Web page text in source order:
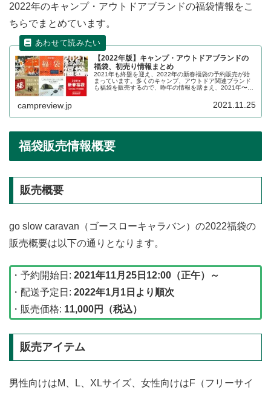
2022年のキャンプ・アウトドアブランドの福袋情報をこ
ちらでまとめています。
【2022年版】キャンプ・アウトドアブランドの
福袋、初売り情報まとめ
2021年も終盤を迎え、2022年の新春福袋の予約販売が始
まっています。多くのキャンプ、アウトドア関連ブランド
も福袋を販売するので、昨年の情報を踏まえ、2021年〜
campreview.jp 2021.11.25
福袋販売情報概要
販売概要
go slow caravan（ゴースローキャラバン）の2022福袋の
販売概要は以下の通りとなります。
・予約開始日: 2021年11月25日12:00（正午）～
・配送予定日: 2022年1月1日より順次
・販売価格: 11,000円（税込）
販売アイテム
男性向けはM、L、XLサイズ、女性向けはF（フリーサイ